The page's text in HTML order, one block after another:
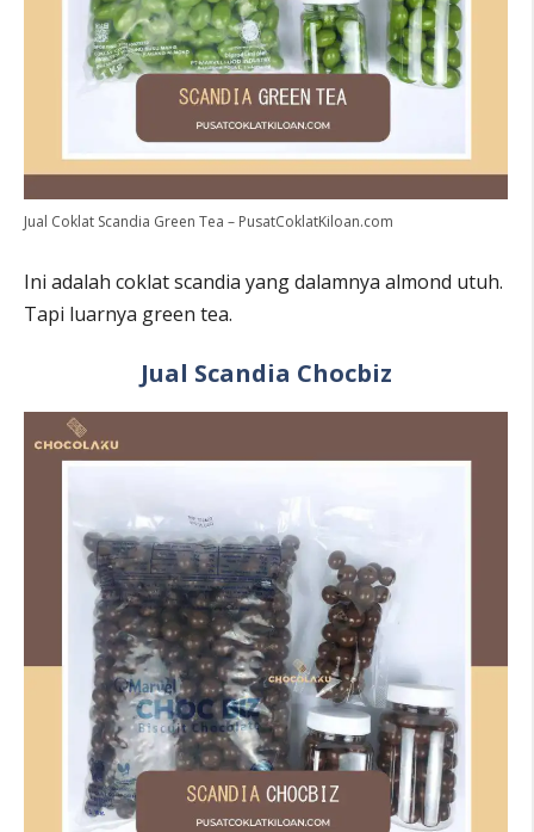
Jual Coklat Scandia Green Tea – PusatCoklatKiloan.com
Ini adalah coklat scandia yang dalamnya almond utuh.
Tapi luarnya green tea.
Jual Scandia Chocbiz